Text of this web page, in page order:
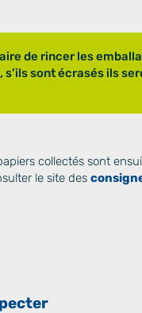
de rincer les
sont écrasés ils
collectés sont
le site des